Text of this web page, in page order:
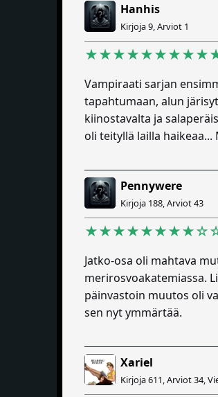
Hanhis
Kirjoja 9, Arviot 1
Vampiraati sarjan
tapahtumaan, alun
kiinostavalta ja
oli teityllä lailla
Pennywere
Kirjoja 188, Arviot 43
Jatko-osa oli mahtava
merirosvoakatemiassa.
päinvastoin muutos oli
sen nyt ymmärtää.
Xariel
Kirjoja 611, Arviot 34,